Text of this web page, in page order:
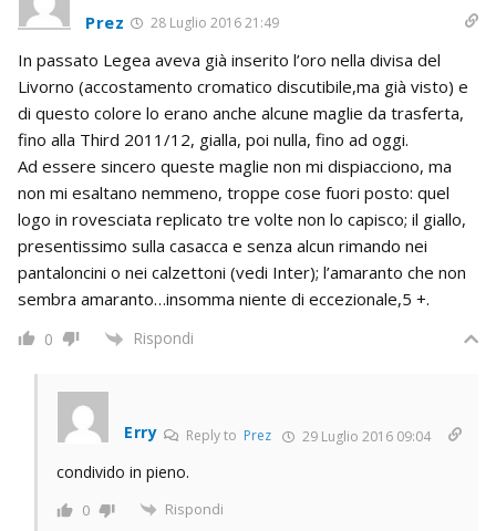
Prez 28 Luglio 2016 21:49
In passato Legea aveva già inserito l’oro nella divisa del
Livorno (accostamento cromatico discutibile,ma già visto) e
di questo colore lo erano anche alcune maglie da trasferta,
fino alla Third 2011/12, gialla, poi nulla, fino ad oggi.
Ad essere sincero queste maglie non mi dispiacciono, ma
non mi esaltano nemmeno, troppe cose fuori posto: quel
logo in rovesciata replicato tre volte non lo capisco; il giallo,
presentissimo sulla casacca e senza alcun rimando nei
pantaloncini o nei calzettoni (vedi Inter); l’amaranto che non
sembra amaranto…insomma niente di eccezionale,5 +.
0 Rispondi
Erry Reply to Prez 29 Luglio 2016 09:04
condivido in pieno.
0 Rispondi